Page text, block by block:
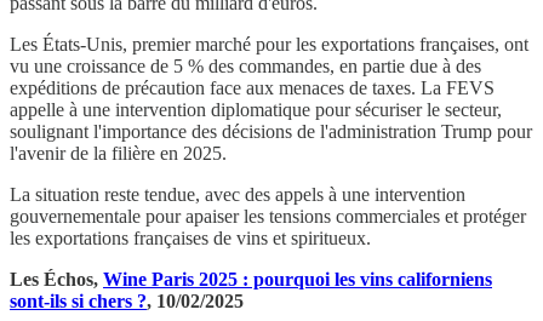
Les États-Unis, premier marché pour les exportations françaises, ont
vu une croissance de 5 % des commandes, en partie due à des
expéditions de précaution face aux menaces de taxes. La FEVS
appelle à une intervention diplomatique pour sécuriser le secteur,
soulignant l'importance des décisions de l'administration Trump pour
l'avenir de la filière en 2025.
La situation reste tendue, avec des appels à une intervention
gouvernementale pour apaiser les tensions commerciales et protéger
les exportations françaises de vins et spiritueux.
Les Échos, Wine Paris 2025 : pourquoi les vins californiens
sont-ils si chers ?, 10/02/2025